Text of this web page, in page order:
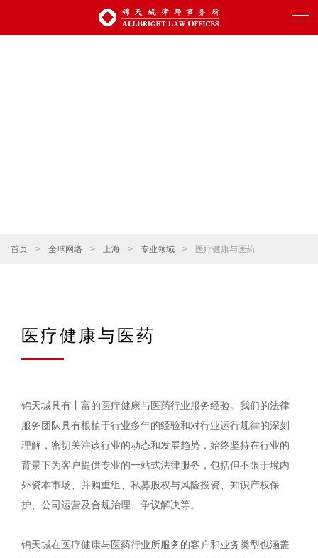
首页 > 全球网络 > 上海 > 专业领域 > 医疗健康与医药
医疗健康与医药
锦天城具有丰富的医疗健康与医药行业服务经验。我们的法律
服务团队具有根植于行业多年的经验和对行业运行规律的深刻
理解，密切关注该行业的动态和发展趋势，始终坚持在行业的
背景下为客户提供专业的一站式法律服务，包括但不限于境内
外资本市场、并购重组、私募股权与风险投资、知识产权保
护、公司运营及合规治理、争议解决等。
锦天城在医疗健康与医药行业所服务的客户和业务类型也涵盖